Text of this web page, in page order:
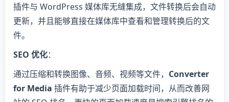
插件与 WordPress 媒体库无缝集成，文件转换后会自动
更新，并且能够直接在媒体库中查看和管理转换后的文
件。
SEO 优化：
通过压缩和转换图像、音频、视频等文件， Converter
for Media 插件有助于减少页面加载时间，从而改善网